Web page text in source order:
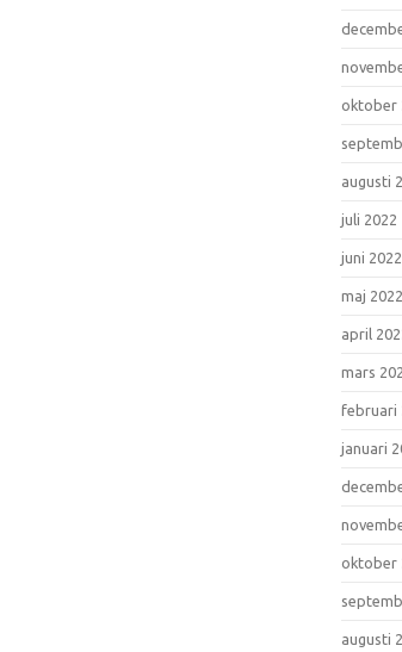
oktober
augusti
juli 2022
juni 2022
maj 2022
april
mars
februari
januari
oktober
augusti